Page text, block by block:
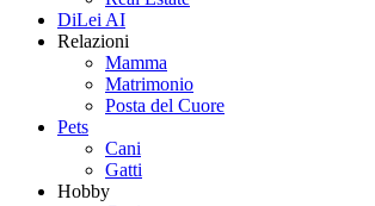
DiLei AI
Relazioni
Mamma
Matrimonio
Posta del Cuore
Pets
Cani
Gatti
Hobby